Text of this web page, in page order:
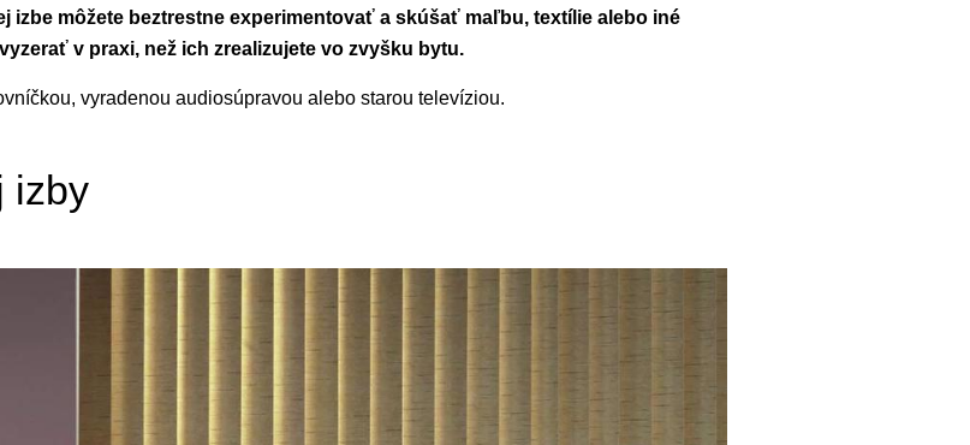
môžete beztrestne experimentovať a skúšať maľbu, textílie alebo iné
v praxi, než ich zrealizujete vo zvyšku bytu.
vyradenou audiosúpravou alebo starou televíziou.
izby